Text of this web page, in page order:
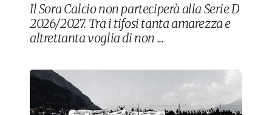
Il Sora Calcio non parteciperà alla Serie D
2026/2027. Tra i tifosi tanta amarezza e
altrettanta voglia di non ...